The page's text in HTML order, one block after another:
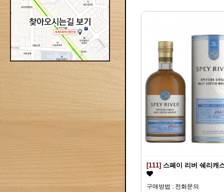
[111] 스페이 리버 쉐리캐
구매방법 : 전화문의